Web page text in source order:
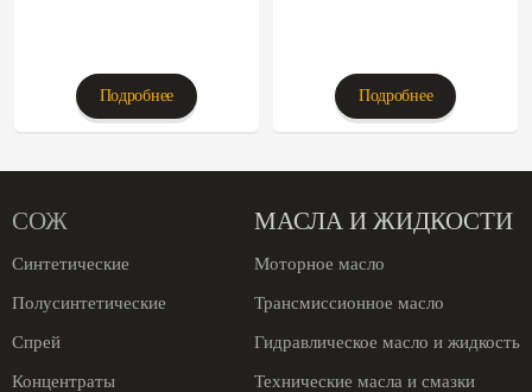
Подробнее Подробнее
СОЖ
Синтетические
Полусинтетические
Спрей
Концентраты
МАСЛА И ЖИДКОСТИ
Моторное масло
Трансмиссионное масло
Гидравлическое масло и жидкость
Технические масла и смазки